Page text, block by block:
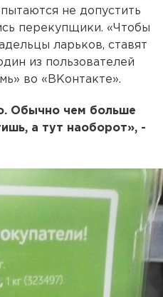
не допустить
перекупщики. «Чтобы
ларьков, ставят
из пользователей
во «ВКонтакте».
Обычно чем больше
а тут наоборот», -